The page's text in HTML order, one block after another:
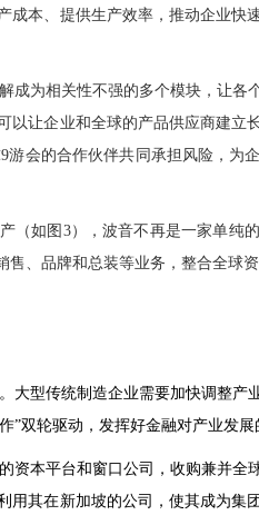
本、提供生产效率，推动企业快
为相关性不强的多个模块，让各
让企业和全球的产品供应商建立
会的合作伙伴共同承担风险，为
（如图 3），波音不再是一家单纯
、品牌和总装等业务，整合全球资
型传统制造企业需要加快调整产
双轮驱动，发挥好金融对产业发展
本平台和窗口公司，收购兼并全
其在新加坡的公司，使其成为集